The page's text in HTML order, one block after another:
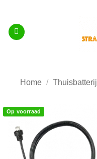
inhoud
Home / Thuisbatterij
Op voorraad